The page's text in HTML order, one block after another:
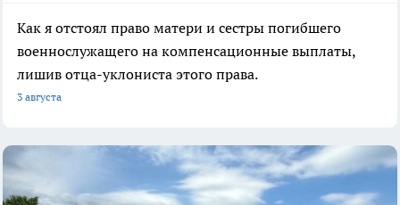
Как я отстоял право матери и сестры погибшего
военнослужащего на компенсационные выплаты,
лишив отца-уклониста этого права.
3 августа